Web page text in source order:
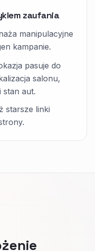
zaufania
manipulacyjne
kampanie.
pasuje do
salonu,
stan aut.
starsze linki